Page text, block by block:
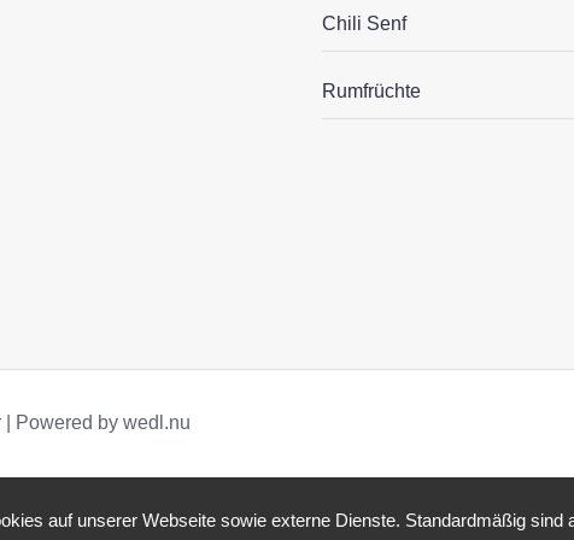
Chili Senf
Rumfrüchte
Powered by wedl.nu
auf unserer Webseite sowie externe Dienste. Standardmäßig sind